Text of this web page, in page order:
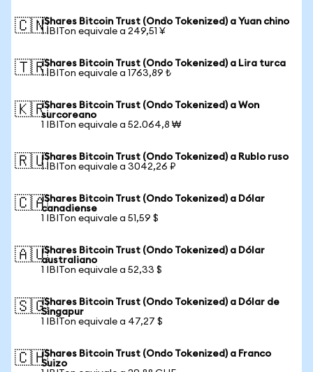
🇨🇳iShares Bitcoin Trust (Ondo Tokenized) a Yuan chino
1 IBITon equivale a 249,51 ¥
🇹🇷iShares Bitcoin Trust (Ondo Tokenized) a Lira turca
1 IBITon equivale a 1763,89 ₺
🇰🇷iShares Bitcoin Trust (Ondo Tokenized) a Won
surcoreano
1 IBITon equivale a 52.064,8 ₩
🇷🇺iShares Bitcoin Trust (Ondo Tokenized) a Rublo ruso
1 IBITon equivale a 3042,26 ₽
🇨🇦iShares Bitcoin Trust (Ondo Tokenized) a Dólar
canadiense
1 IBITon equivale a 51,59 $
🇦🇺iShares Bitcoin Trust (Ondo Tokenized) a Dólar
australiano
1 IBITon equivale a 52,33 $
🇸🇬iShares Bitcoin Trust (Ondo Tokenized) a Dólar de
Singapur
1 IBITon equivale a 47,27 $
🇨🇭iShares Bitcoin Trust (Ondo Tokenized) a Franco
Suizo